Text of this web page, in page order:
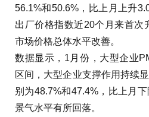
56.1%和50.6%，比上月上升
出厂价格指数近20个月来首次
市场价格总体水平改善。
数据显示，1月份，大型企业
区间，大型企业支撑作用持续
别为48.7%和47.4%，比上月
景气水平有所回落。